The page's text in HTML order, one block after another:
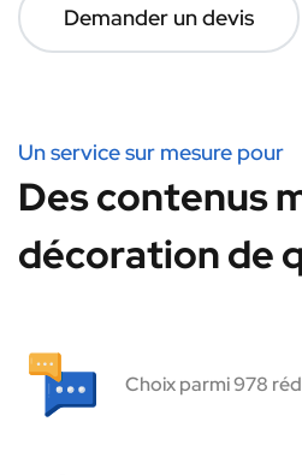
Demander un devis
Un service sur mesure pour
Des contenus
décoration de
Choix parmi 978